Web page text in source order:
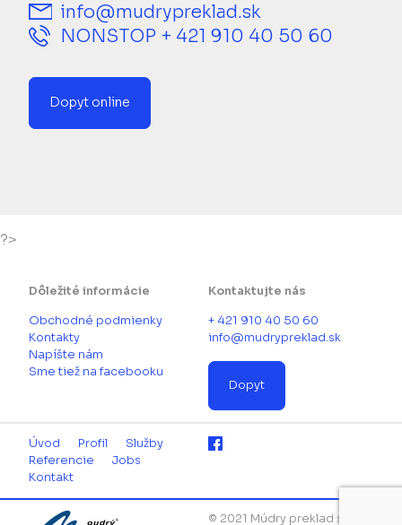
info@mudrypreklad.sk
NONSTOP + 421 910 40 50 60
Dopyt online
?>
Dôležité informácie
Obchodné podmienky
Kontakty
Napíšte nám
Sme tiež na facebooku
Kontaktujte nás
+ 421 910 40 50 60
info@mudrypreklad.sk
Dopyt
Úvod Profil
Služby
Referencie
Jobs
Kontakt
© 2021 Múdry preklad s.r.o.